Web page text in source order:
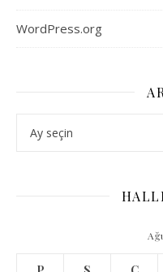
WordPress.org